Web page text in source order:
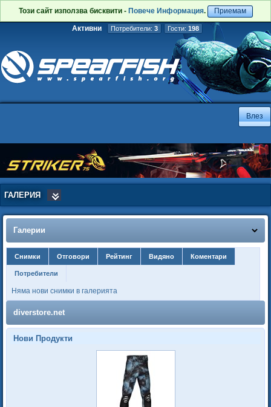
Този сайт използва бисквити - Повече Информация. Приемам
Активни Потребители: 3 Гости: 198
ГАЛЕРИЯ
Галерии
Снимки Отговори Рейтинг Видяно Коментари
Потребители
Няма нови снимки в галерията
diverstore.net
Нови Продукти